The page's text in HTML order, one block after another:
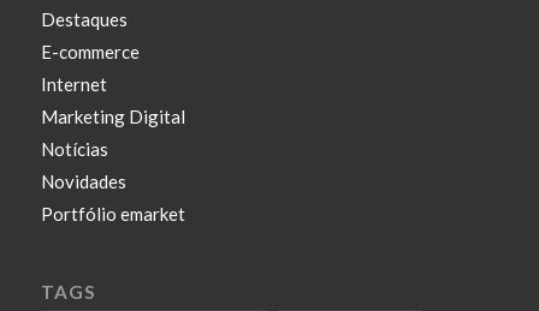
Destaques
E-commerce
Internet
Marketing Digital
Notícias
Novidades
Portfólio emarket
TAGS